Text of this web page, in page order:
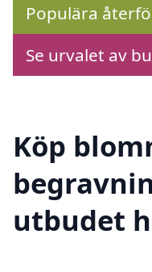
Populära
Se urvalet av
Köp
utbudet